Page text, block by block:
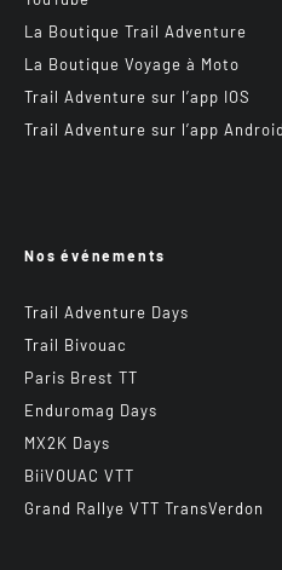
La Boutique Trail Adventure
La Boutique Voyage à Moto
Trail Adventure sur l’app IOS
Trail Adventure sur l’app Android
Nos événements
Trail Adventure Days
Trail Bivouac
Paris Brest TT
Enduromag Days
MX2K Days
BiiVOUAC VTT
Grand Rallye VTT TransVerdon